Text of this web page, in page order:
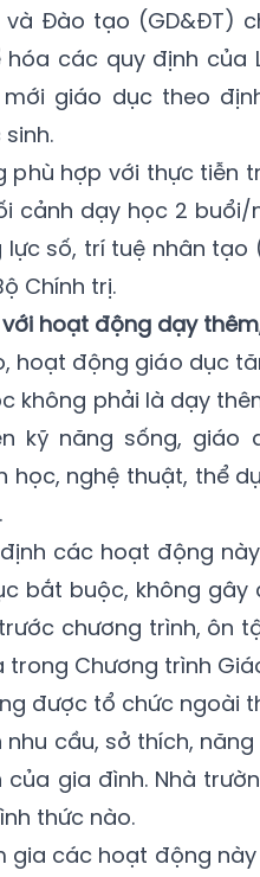
và Đào tạo (GD&ĐT)
các quy định của
giáo dục theo
phù hợp với thực tiễn
cảnh dạy học 2
lực số, trí tuệ nhân
Chính trị.
hoạt động dạy
hoạt động giáo dục
không phải là dạy
kỹ năng sống, giáo
học, nghệ thuật, thể
các hoạt động
bắt buộc, không
chương trình, ôn
trong Chương trình
được tổ chức ngoài
nhu cầu, sở thích,
của gia đình. Nhà
thức nào.
gia các hoạt động